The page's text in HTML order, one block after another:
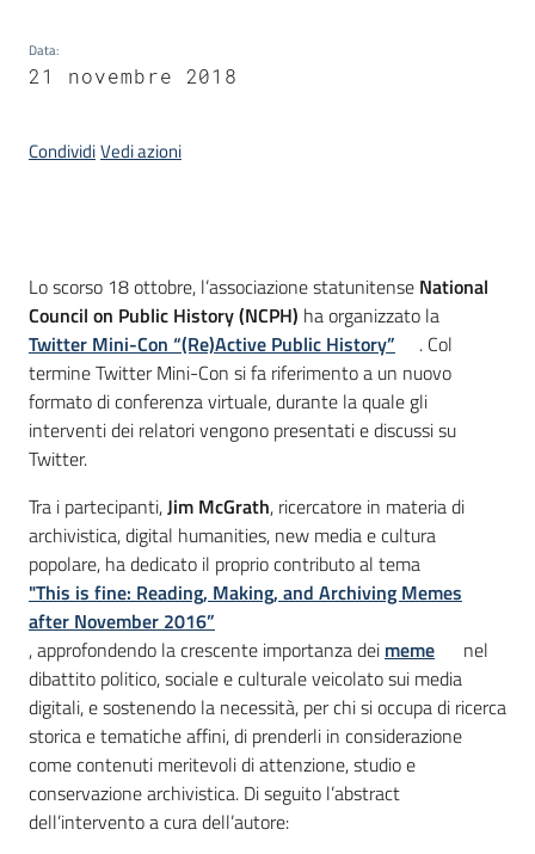
Argomenti
Seguici
su
Data:
21 novembre 2018
CondividiVedi azioni
Introduzione
Lo scorso 18 ottobre, l’associazione statunitense National
Council on Public History (NCPH) ha organizzato la
Twitter Mini-Con “(Re)Active Public History”
. Col
termine Twitter Mini-Con si fa riferimento a un nuovo
formato di conferenza virtuale, durante la quale gli
interventi dei relatori vengono presentati e discussi su
Twitter.
Tra i partecipanti,Jim McGrath, ricercatore in materia di
archivistica, digital humanities, new media e cultura
popolare, ha dedicato il proprio contributo al tema
"This is fine: Reading, Making, and Archiving Memes
after November 2016”
, approfondendo la crescente importanza dei meme
nel
dibattito politico, sociale e culturale veicolato sui media
digitali, e sostenendo la necessità, per chi si occupa di ricerca
storica e tematiche affini, di prenderli in considerazione
come contenuti meritevoli di attenzione, studio e
conservazione archivistica. Di seguito l’abstract
dell’intervento a cura dell’autore: